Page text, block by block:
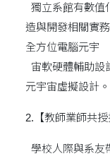
獨立系館有數值
造與開發相關實
全方位電腦元宇
宙軟硬體輔助設
元宇宙虛擬設計。
2.【教師業師共授
學校人際與系友